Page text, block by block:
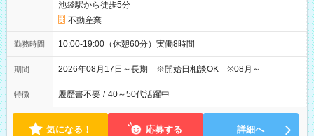
池袋駅から徒歩5分
不動産業
勤務時間 10:00-19:00（休憩60分）実働8時間
期間 2026年08月17日～長期 ※開始日相談OK ※08月～
特徴 履歴書不要 / 40～50代活躍中
気になる！ 応募する 詳細へ